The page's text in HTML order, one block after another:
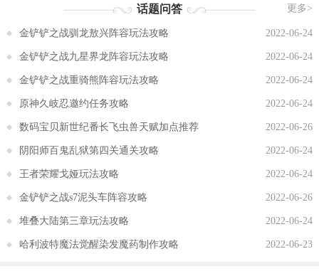
更多>
话题问答
2022-06-24
金铲铲之战驯龙敖兴阵容玩法攻略
2022-06-24
金铲铲之战九星界龙阵容玩法攻略
2022-06-24
金铲铲之战重骑熊阵容玩法攻略
2022-06-24
原神久岐忍邀约任务攻略
2022-06-26
数码宝贝新世纪番长飞虫兽天赋加点推荐
2022-06-24
阴阳师百鬼乱狱第四关通关攻略
2022-06-24
王者荣耀戈娅玩法攻略
2022-06-26
金铲铲之战s7泥头车阵容攻略
2022-06-24
堆叠大陆第三章玩法攻略
2022-06-23
哈利波特魔法觉醒染发魔药制作攻略